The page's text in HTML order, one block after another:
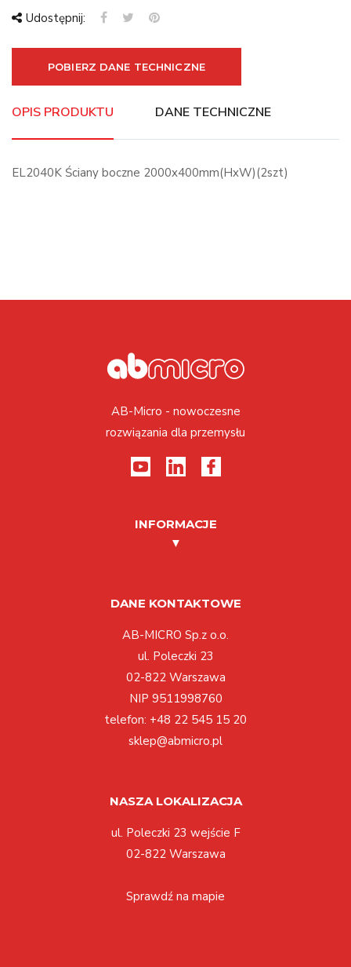
Udostępnij:
POBIERZ DANE TECHNICZNE
OPIS PRODUKTU DANE TECHNICZNE
EL2040K Ściany boczne 2000x400mm(HxW)(2szt)
AB-Micro - nowoczesne
rozwiązania dla przemysłu
INFORMACJE
DANE KONTAKTOWE
AB-MICRO Sp.z o.o.
ul. Poleczki 23
02-822 Warszawa
NIP 9511998760
telefon: +48 22 545 15 20
sklep@abmicro.pl
NASZA LOKALIZACJA
ul. Poleczki 23 wejście F
02-822 Warszawa
Sprawdź na mapie